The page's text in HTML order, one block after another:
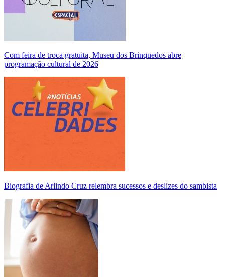
Com feira de troca gratuita, Museu dos Brinquedos abre
programação cultural de 2026
Biografia de Arlindo Cruz relembra sucessos e deslizes do sambista